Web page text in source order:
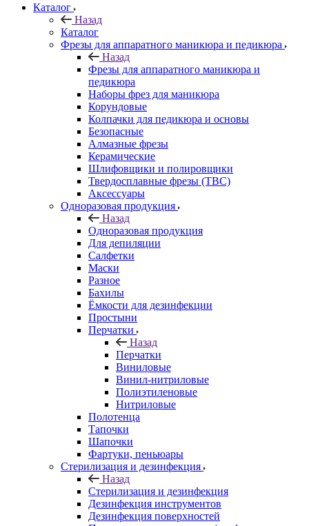
Каталог
Назад
Каталог
Фрезы для аппаратного маникюра и педикюра
Назад
Фрезы для аппаратного маникюра и
педикюра
Наборы фрез для маникюра
Корундовые
Колпачки для педикюра и основы
Безопасные
Алмазные фрезы
Керамические
Шлифовщики и полировщики
Твердосплавные фрезы (ТВС)
Аксессуары
Одноразовая продукция
Назад
Одноразовая продукция
Для депиляции
Салфетки
Маски
Разное
Бахилы
Ёмкости для дезинфекции
Простыни
Перчатки
Назад
Перчатки
Виниловые
Винил-нитриловые
Полиэтиленовые
Нитриловые
Полотенца
Тапочки
Шапочки
Фартуки, пеньюары
Стерилизация и дезинфекция
Назад
Стерилизация и дезинфекция
Дезинфекция инструментов
Дезинфекция поверхностей